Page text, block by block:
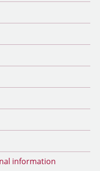
information